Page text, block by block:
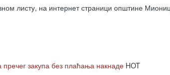
листу, на интернет страници општине
закупа без плаћања накнаде HOT